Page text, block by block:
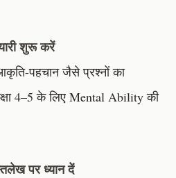
शुरू करें
पहचान जैसे प्रश्नों का
4–5 के लिए Mental Ability की
पर ध्यान दें